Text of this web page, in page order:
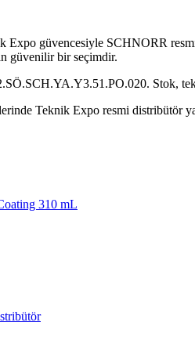
Expo güvencesiyle SCHNORR
güvenilir bir seçimdir.
Stok,
Teknik Expo resmi distribütör
310 mL